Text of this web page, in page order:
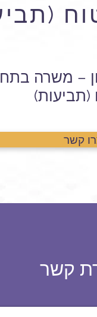
– משרה
(תביעות)
קשר
קשר